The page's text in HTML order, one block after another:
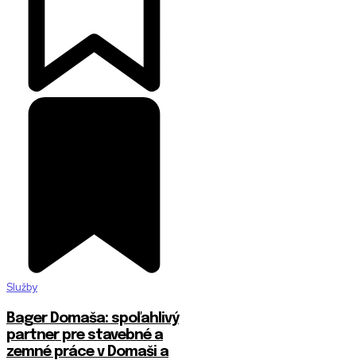
Služby
Bager Domaša: spoľahlivý
partner pre stavebné a
zemné práce v Domaši a